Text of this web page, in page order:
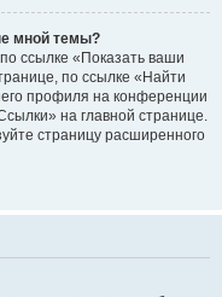
мной темы?
ссылке «Показать ваши
по ссылке «Найти
профиля на конференции
на главной странице.
страницу расширенного